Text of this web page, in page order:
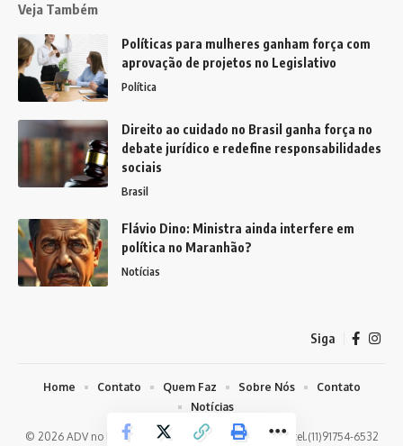
Veja Também
Políticas para mulheres ganham força com
aprovação de projetos no Legislativo
Política
Direito ao cuidado no Brasil ganha força no
debate jurídico e redefine responsabilidades
sociais
Brasil
Flávio Dino: Ministra ainda interfere em
política no Maranhão?
Notícias
Siga
© 2026 ADV no Brasil - contato@advnobrasil.com.br- tel.(11)91754-6532
Home Contato Quem Faz Sobre Nós
Contato
Notícias